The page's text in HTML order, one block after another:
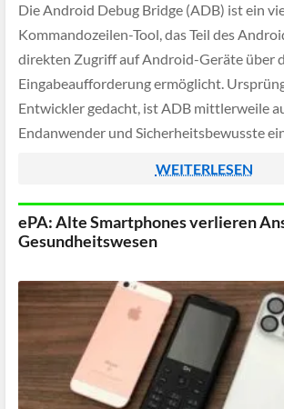
Die Android Debug Bridge (ADB) ist ein
Kommandozeilen-Tool, das Teil des
direkten Zugriff auf Android-Geräte über
Eingabeaufforderung ermöglicht.
Entwickler gedacht, ist ADB mittlerweile
Endanwender und Sicherheitsbewusste
geht, vorinstallierte Apps zu entfernen, die
braucht noch möchte.
WEITERLESEN
ePA: Alte Smartphones verlieren
Gesundheitswesen